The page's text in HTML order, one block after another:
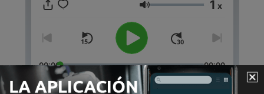
Volumen 1 x
00:00 00:00